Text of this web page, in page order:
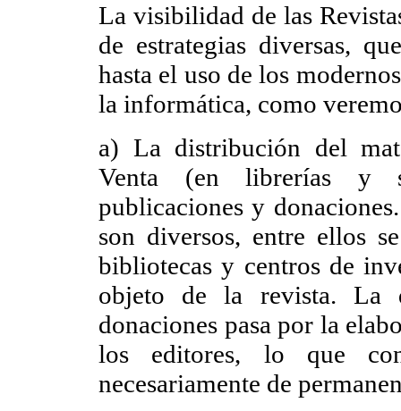
La visibilidad de las
de estrategias diversas,
hasta el uso de los
la informática, como
a) La distribución del
Venta (en librerías y
publicaciones y
son diversos, entre ellos
bibliotecas y centros de
objeto de la revista. La
donaciones pasa por la
los editores, lo que
necesariamente de